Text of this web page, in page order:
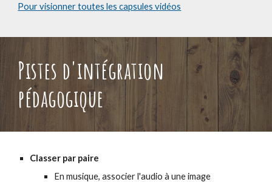
Pour visionner toutes les capsules vidéos
Pistes d'intégration
pédagogique
Classer par paire
En musique, associer l'audio à une image